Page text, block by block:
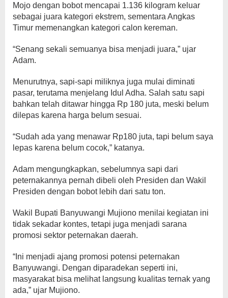
Mojo dengan bobot mencapai 1.136 kilogram keluar
sebagai juara kategori ekstrem, sementara Angkas
Timur memenangkan kategori calon kereman.
“Senang sekali semuanya bisa menjadi juara,” ujar
Adam.
Menurutnya, sapi-sapi miliknya juga mulai diminati
pasar, terutama menjelang Idul Adha. Salah satu sapi
bahkan telah ditawar hingga Rp 180 juta, meski belum
dilepas karena harga belum sesuai.
“Sudah ada yang menawar Rp180 juta, tapi belum saya
lepas karena belum cocok,” katanya.
Adam mengungkapkan, sebelumnya sapi dari
peternakannya pernah dibeli oleh Presiden dan Wakil
Presiden dengan bobot lebih dari satu ton.
Wakil Bupati Banyuwangi Mujiono menilai kegiatan ini
tidak sekadar kontes, tetapi juga menjadi sarana
promosi sektor peternakan daerah.
“Ini menjadi ajang promosi potensi peternakan
Banyuwangi. Dengan diparadekan seperti ini,
masyarakat bisa melihat langsung kualitas ternak yang
ada,” ujar Mujiono.